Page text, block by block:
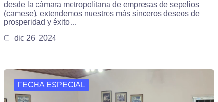
desde la cámara metropolitana de empresas de sepelios
(camese), extendemos nuestros más sinceros deseos de
prosperidad y éxito…
dic 26, 2024
FECHA ESPECIAL